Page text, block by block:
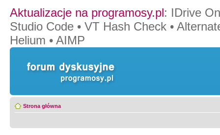
Aktualizacje na programosy.pl: IDrive
Studio Code • VT Hash Check •
Helium • AIMP
Strona główna